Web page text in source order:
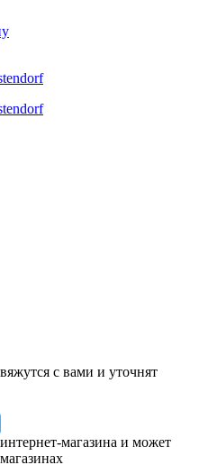
с вами и уточнят
магазина и может